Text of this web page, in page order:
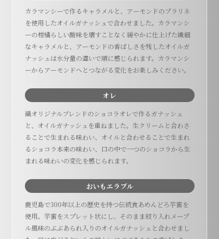
カラマンシーで作るキャラメルと、アーモンドのプラリネ
を使用したオイルガナッシュで合わせました。カラマンシ
ーの柑橘らしい酸味を壊すことなく緩やかに仕上げた繊細
なキャラメルと、アーモンドの香ばしさを残したオイルガ
ナッシュは水分量の違いで順に感じられます。カラマンシ
ーからアーモンドへとつながる変化をお楽しみください。
オレ
織オリジナルブレンドのショコラオレで作るガナッシュ
と、オイルガナッシュを重ねました。生クリームと合わさ
ることで生まれる味わい、オイルと合わせることで生まれ
るショコラ本来の味わい、口の中で一つのショコラから生
まれる味わいの変化を感じられます。
おいもエラブル
鹿児島で300年以上の歴史を持つ伝統食あめんどろ芋蜜を
使用。芋蜜をスプレット状にし、そのまま絞り入れメープ
ル風味のぶぶあられ入りのオイルガナッシュと合わせまし